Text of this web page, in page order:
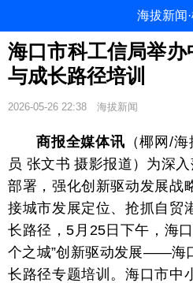
海拔新闻
海口市科工信局举
与成长路径培训
2026-05-26 22:38 海拔新闻
商报全媒体讯 （椰网/
员 张文书 摄影报道）为深
部署，强化创新驱动发展战
接城市发展定位、抢抓自贸
长路径，5月25日下午，海
个之城”创新驱动发展——海
长路径专题培训。海口市中